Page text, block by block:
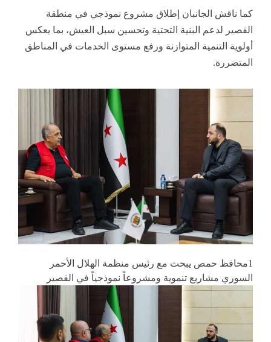
كما ناقش الجانبان إطلاق مشروع نموذجي في منطقة
القصير لدعم البنية التحتية وتحسين سبل العيش، بما يعكس
أولوية التنمية المتوازنة ورفع مستوى الخدمات في المناطق
المتضررة.
1محافظ حمص يبحث مع رئيس منظمة الهلال الأحمر
السوري مشاريع تنموية ومشروعاً نموذجياً في القصير